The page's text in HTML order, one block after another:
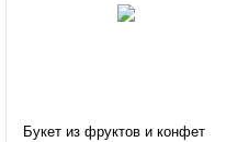
Букет из фруктов и конфет